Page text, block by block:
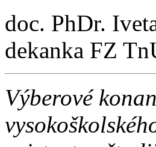
doc. PhDr.
dekanka FZ
Výberové